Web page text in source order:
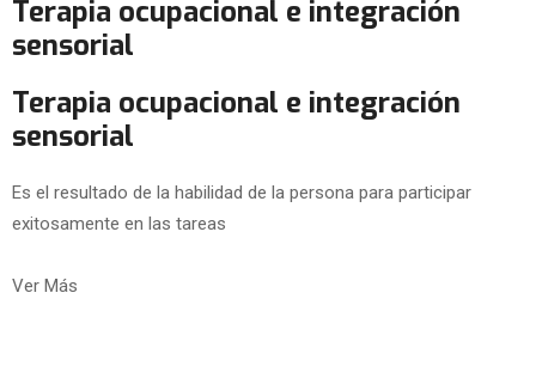
Terapia ocupacional e integración
sensorial
Terapia ocupacional e integración
sensorial
Es el resultado de la habilidad de la persona para participar
exitosamente en las tareas
Ver Más